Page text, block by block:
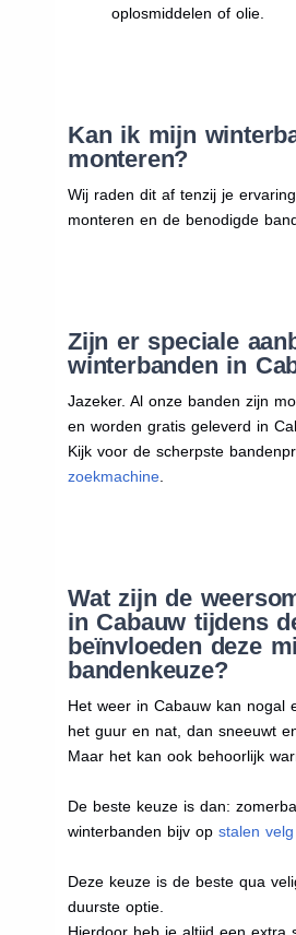
oplosmiddelen of olie.
Kan ik mijn
monteren?
Wij raden dit af tenzij je
monteren en de benodigde
Zijn er speciale
winterbanden in
Jazeker. Al onze banden zijn
en worden gratis geleverd in
Kijk voor de scherpste
zoekmachine.
Wat zijn de
in Cabauw tijdens
beïnvloeden deze
bandenkeuze?
Het weer in Cabauw kan nogal
het guur en nat, dan sneeuwt
Maar het kan ook behoorlijk
De beste keuze is dan:
winterbanden bijv op stalen velg
Deze keuze is de beste qua
duurste optie.
Hierdoor heb je altijd een extra